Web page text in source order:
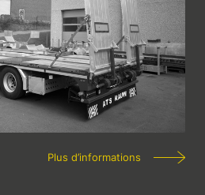
Plus d’informations